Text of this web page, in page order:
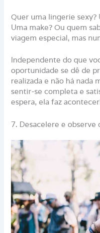
Quer uma lingerie
Uma make? Ou quem
viagem especial, mas
Independente do que
oportunidade se dê de
realizada e não há nada
sentir-se completa e
espera, ela faz
7. Desacelere e observe